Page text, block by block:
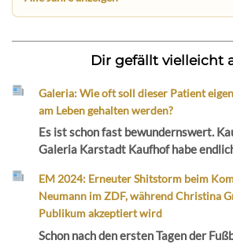
Dir gefällt vielleicht
Galeria: Wie oft soll dieser Patient
am Leben gehalten werden?
Es ist schon fast bewundernswert.
Galeria Karstadt Kaufhof habe
EM 2024: Erneuter Shitstorm beim
Neumann im ZDF, während Christina
Publikum akzeptiert wird
Schon nach den ersten Tagen der